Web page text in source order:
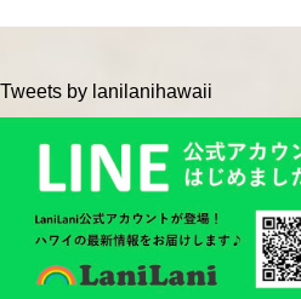
Tweets by lanilanihawaii